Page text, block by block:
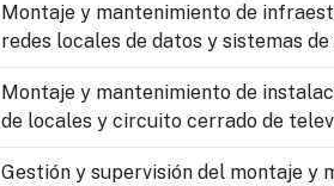
Montaje y mantenimiento de
redes locales de datos y sistemas
Montaje y mantenimiento de
de locales y circuito cerrado de
Gestión y supervisión del montaje y